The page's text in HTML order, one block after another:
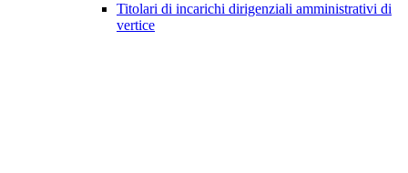
Titolari di incarichi dirigenziali amministrativi di
vertice